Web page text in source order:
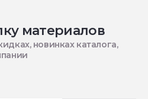
материалов
новинках каталога,